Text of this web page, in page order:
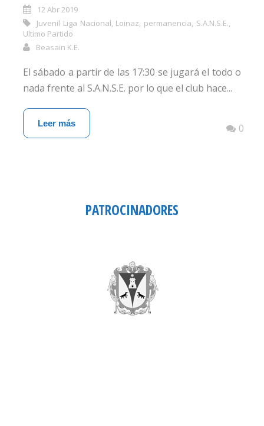
12 Abr 2019
Juvenil Liga Nacional, Loinaz, permanencia, S.A.N.S.E.,
Ultimo Partido
Beasain K.E.
El sábado a partir de las 17:30 se jugará el todo o
nada frente al S.A.N.S.E. por lo que el club hace...
Leer más 0
PATROCINADORES